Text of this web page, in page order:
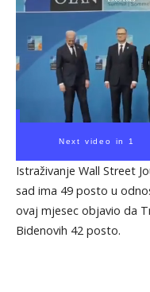
Next video in 1
Istraživanje Wall Street
sad ima 49 posto u
ovaj mjesec objavio da
Bidenovih 42 posto.